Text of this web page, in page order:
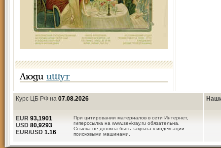
Люди ищут
Курс ЦБ РФ на 07.08.2026
При цитировании материалов в сети Интернет,
гиперссылка на www.sevkray.ru обязательна.
Ссылка не должна быть закрыта к индексации
поисковыми машинами.
EUR 93,1901
USD 80,9293
EUR/USD 1.16